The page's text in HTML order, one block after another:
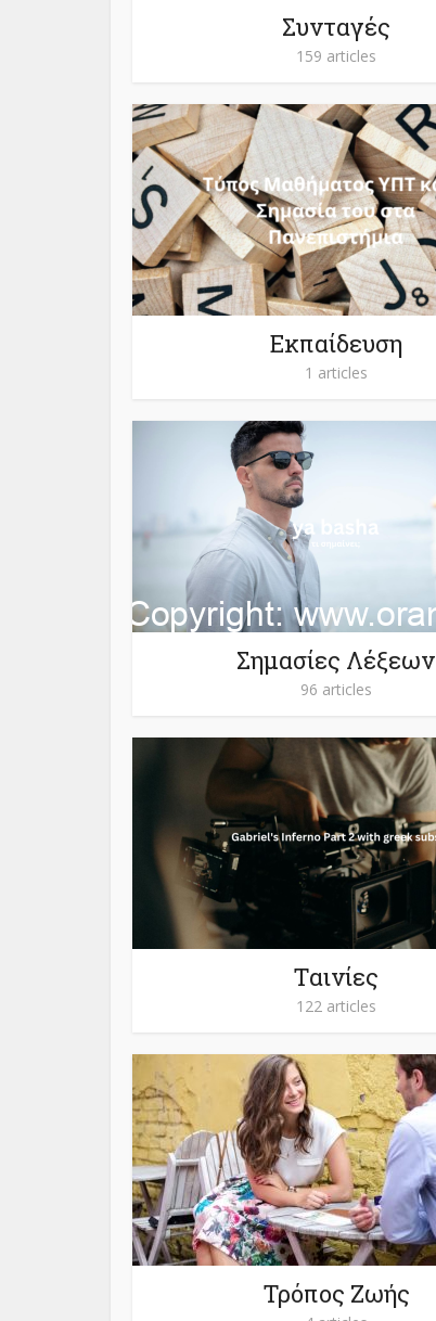
Συνταγές
159 articles
Εκπαίδευση
1 articles
Σημασίες Λέξεων
96 articles
Ταινίες
122 articles
Τρόπος Ζωής